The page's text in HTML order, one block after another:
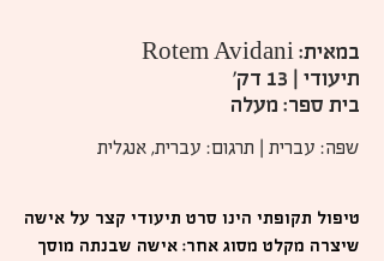
במאית: Rotem Avidani
תיעודי | 13 דק'
בית ספר: מעלה
שפה: עברית | תרגום: עברית, אנגלית
טיפול תקופתי הינו סרט תיעודי קצר על אישה
שיצרה מקלט מסוג אחר: אישה שבנתה מוסך